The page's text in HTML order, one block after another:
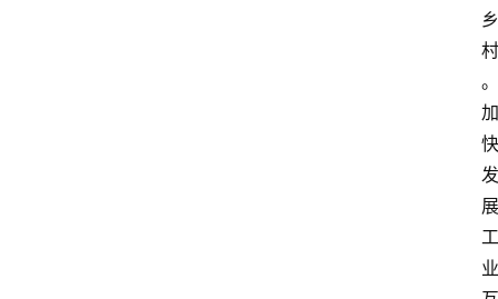
乡
村
。
加
快
发
展
工
业